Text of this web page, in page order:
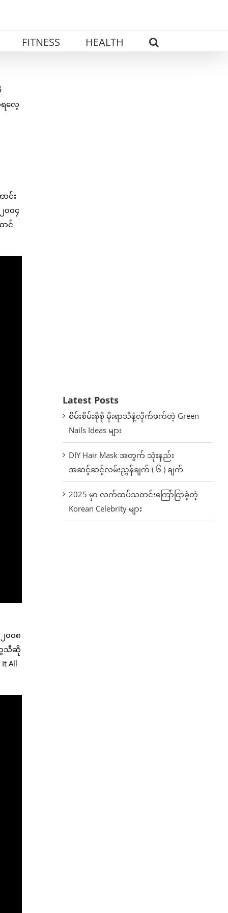
FITNESS HEALTH
ရလေ့
င်း
၀၀၄
င်
၀၀၈
ေသီဆို
All
Latest Posts
စိမ်းစိမ်းစိုစို မိုးရာသီနဲ့လိုက်ဖက်တဲ့ Green
Nails Ideas များ
DIY Hair Mask အတွက် သုံးနည်း
အဆင့်ဆင့်လမ်းညွှန်ချက် ( ၆ ) ချက်
2025 မှာ လက်ထပ်သတင်းကြော်ငြာခဲ့တဲ့
Korean Celebrity များ